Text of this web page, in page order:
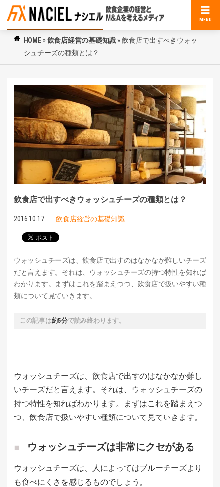
MENU
HOME »飲食店経営の基礎知識 »飲食店で出すべきウォッ
シュチーズの種類とは？
飲食店で出すべきウォッシュチーズの種類とは？
2016.10.17 飲食店経営の基礎知識
ウォッシュチーズは、飲食店で出すのはなかなか難しいチーズ
だと言えます。それは、ウォッシュチーズの持つ特性を知れば
わかります。まずはこれを踏まえつつ、飲食店で扱いやすい種
類について見ていきます。
この記事は約5分で読み終わります。
ウォッシュチーズは、飲食店で出すのはなかなか難し
いチーズだと言えます。それは、ウォッシュチーズの
持つ特性を知ればわかります。まずはこれを踏まえつ
つ、飲食店で扱いやすい種類について見ていきます。
ウォッシュチーズは非常にクセがある
ウォッシュチーズは、人によってはブルーチーズより
も食べにくさを感じるものでしょう。